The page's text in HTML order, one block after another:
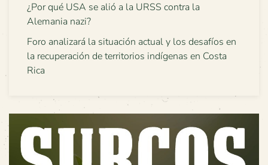
¿Por qué USA se alió a la URSS contra la
Alemania nazi?
Foro analizará la situación actual y los desafíos en
la recuperación de territorios indígenas en Costa
Rica